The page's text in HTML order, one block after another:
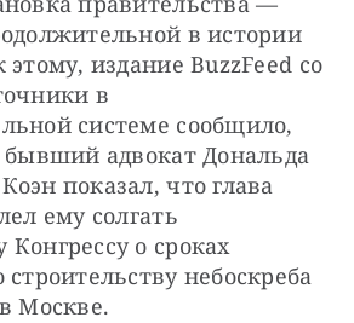
в истории
издание BuzzFeed со
в
системе сообщило,
бывший адвокат Дональда
показал, что глава
ему солгать
о сроках
строительству небоскреба
Москве.